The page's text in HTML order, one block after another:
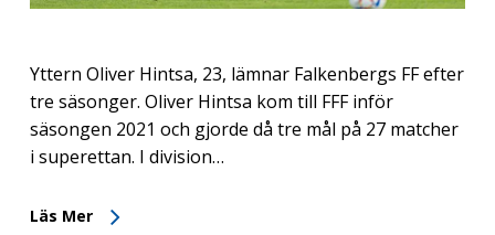
Yttern Oliver Hintsa, 23, lämnar Falkenbergs FF efter
tre säsonger. Oliver Hintsa kom till FFF inför
säsongen 2021 och gjorde då tre mål på 27 matcher
i superettan. I division…
Läs Mer